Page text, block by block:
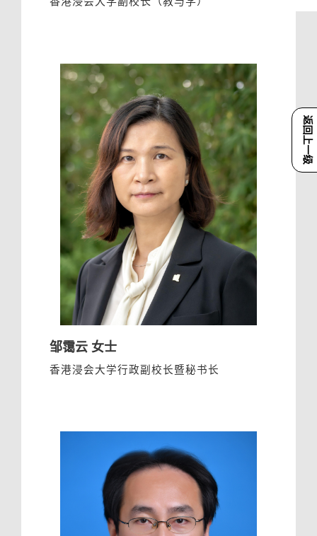
返回上一级
香港浸会大学副校长（教与学）
邹霭云 女士
香港浸会大学行政副校长暨秘书长